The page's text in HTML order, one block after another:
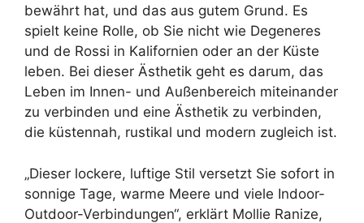
bewährt hat, und das aus gutem Grund. Es
spielt keine Rolle, ob Sie nicht wie Degeneres
und de Rossi in Kalifornien oder an der Küste
leben. Bei dieser Ästhetik geht es darum, das
Leben im Innen- und Außenbereich miteinander
zu verbinden und eine Ästhetik zu verbinden,
die küstennah, rustikal und modern zugleich ist.
„Dieser lockere, luftige Stil versetzt Sie sofort in
sonnige Tage, warme Meere und viele Indoor-
Outdoor-Verbindungen“, erklärt Mollie Ranize,